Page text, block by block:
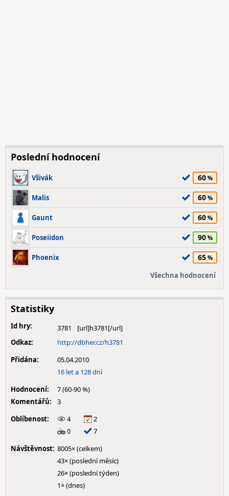
Poslední hodnocení
Všivák 60
Malis 60
Gaunt 60
Poseiidon 90
Phoenix 65
Všechna hodnocení
Statistiky
Id hry:
3781
Odkaz:
http://dbher.cz/h3781
Přidána:
05.04.2010
16 let a 128 dní
Hodnocení:
7 (60-90 %)
Komentářů:
3
Oblíbenost:
4
2
0
7
Návštěvnost: 8005× (celkem)
43× (poslední měsíc)
26× (poslední týden)
1× (dnes)